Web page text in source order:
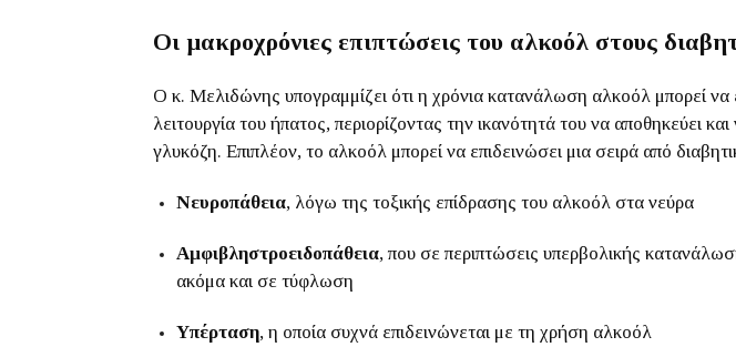
Οι μακροχρόνιες επιπτώσεις του αλκοόλ στους
Ο κ. Μελιδώνης υπογραμμίζει ότι η χρόνια κατανάλωση αλκοόλ μπορεί να
λειτουργία του ήπατος, περιορίζοντας την ικανότητά του να αποθηκεύει
γλυκόζη. Επιπλέον, το αλκοόλ μπορεί να επιδεινώσει μια σειρά από
Νευροπάθεια, λόγω της τοξικής επίδρασης του αλκοόλ στα νεύρα
Αμφιβληστροειδοπάθεια, που σε περιπτώσεις υπερβολικής
ακόμα και σε τύφλωση
Υπέρταση, η οποία συχνά επιδεινώνεται με τη χρήση αλκοόλ